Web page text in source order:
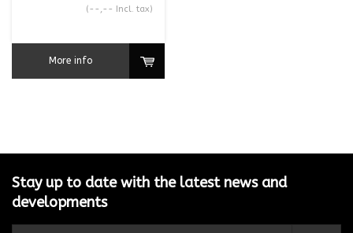
(--,-- Incl. tax)
More info
Stay up to date with the latest news and
developments